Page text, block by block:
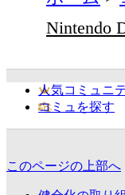
Nintendo
人気コミュニ
コミュを探す
このページの上部へ